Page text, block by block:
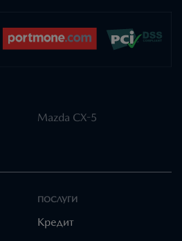
Mazda CX-5
ПОСЛУГИ
Кредит